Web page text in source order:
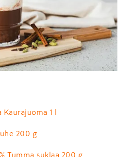
Kaurajuoma 1 l
200 g
Tumma suklaa 200 g